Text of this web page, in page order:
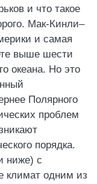
и что такое
Мак-Кинли–
и самая
выше шести
океана. Но это
Полярного
проблем
порядка.
ниже) с
климат одним из